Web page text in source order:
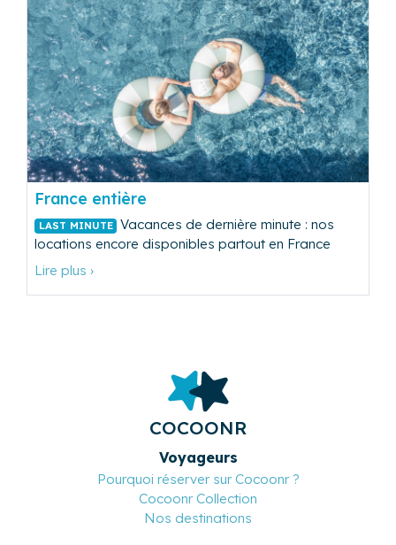
France entière
LAST MINUTE
Vacances de dernière minute : nos
locations encore disponibles partout en France
Lire plus ›
COCOONR
Voyageurs
Pourquoi réserver sur Cocoonr ?
Cocoonr Collection
Nos destinations